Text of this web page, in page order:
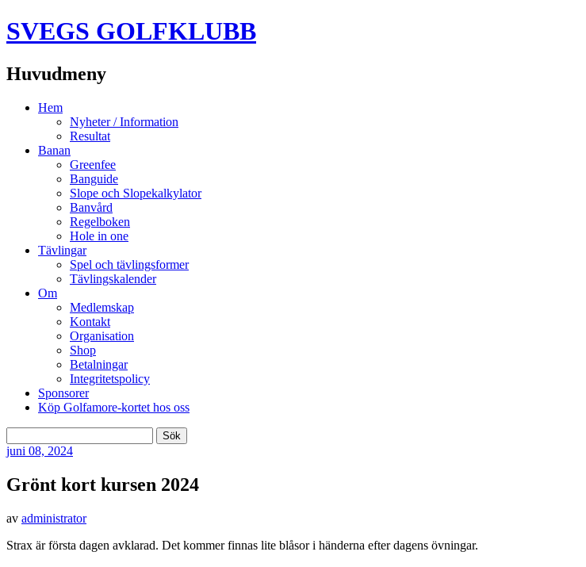
SVEGS GOLFKLUBB
Huvudmeny
HoppaHem
Nyheter / Information
Resultat
Banan
Greenfee
Banguide
Slope och Slopekalkylator
Banvård
Regelboken
Hole in one
Tävlingar
Spel och tävlingsformer
Tävlingskalender
Om
Medlemskap
Kontakt
Organisation
Shop
Betalningar
Integritetspolicy
Sponsorer
Köp Golfamore-kortet hos oss
efter:
juni 08, 2024
Grönt kort kursen 2024
av administrator
Strax är första dagen avklarad. Det kommer finnas lite blåsor i händerna efter dagens övningar.